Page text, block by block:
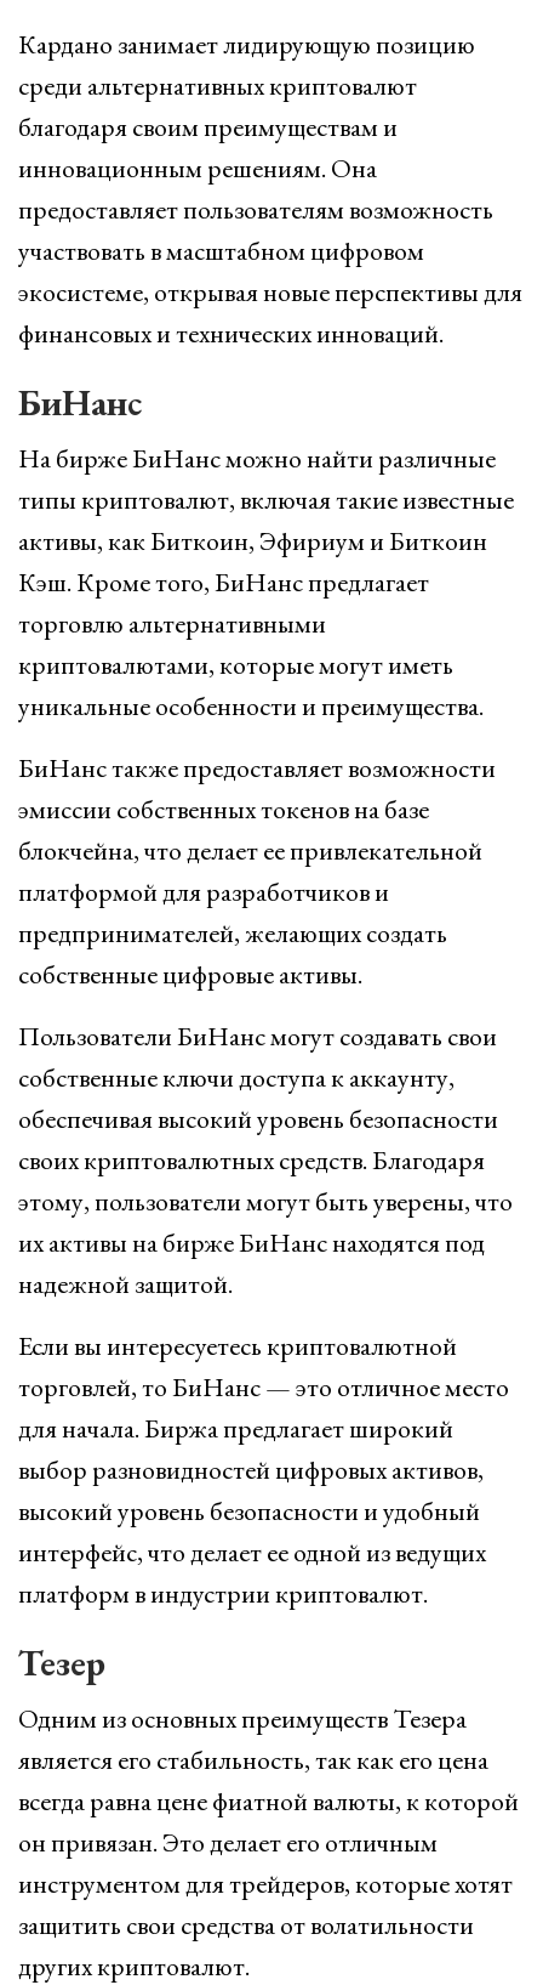
Кардано занимает лидирующую позицию
среди альтернативных криптовалют
благодаря своим преимуществам и
инновационным решениям. Она
предоставляет пользователям возможность
участвовать в масштабном цифровом
экосистеме, открывая новые перспективы для
финансовых и технических инноваций.
БиНанс
На бирже БиНанс можно найти различные
типы криптовалют, включая такие известные
активы, как Биткоин, Эфириум и Биткоин
Кэш. Кроме того, БиНанс предлагает
торговлю альтернативными
криптовалютами, которые могут иметь
уникальные особенности и преимущества.
БиНанс также предоставляет возможности
эмиссии собственных токенов на базе
блокчейна, что делает ее привлекательной
платформой для разработчиков и
предпринимателей, желающих создать
собственные цифровые активы.
Пользователи БиНанс могут создавать свои
собственные ключи доступа к аккаунту,
обеспечивая высокий уровень безопасности
своих криптовалютных средств. Благодаря
этому, пользователи могут быть уверены, что
их активы на бирже БиНанс находятся под
надежной защитой.
Если вы интересуетесь криптовалютной
торговлей, то БиНанс — это отличное место
для начала. Биржа предлагает широкий
выбор разновидностей цифровых активов,
высокий уровень безопасности и удобный
интерфейс, что делает ее одной из ведущих
платформ в индустрии криптовалют.
Тезер
Одним из основных преимуществ Тезера
является его стабильность, так как его цена
всегда равна цене фиатной валюты, к которой
он привязан. Это делает его отличным
инструментом для трейдеров, которые хотят
защитить свои средства от волатильности
других криптовалют.